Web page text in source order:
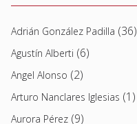
Adrián González Padilla (36)
Agustín Alberti (6)
Angel Alonso (2)
Arturo Nanclares Iglesias (1)
Aurora Pérez (9)